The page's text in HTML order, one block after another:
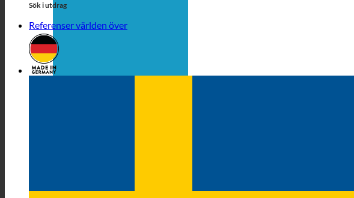
Sök i utdrag
Referenser världen över